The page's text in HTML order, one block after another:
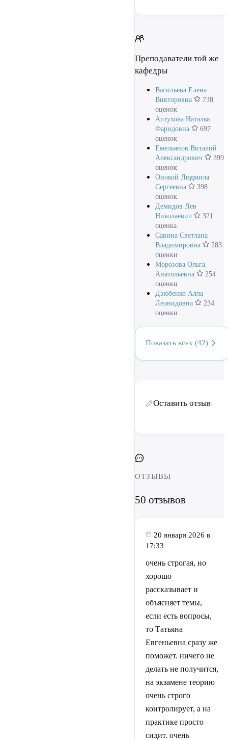
Преподаватели той же
кафедры
Васильева Елена
Викторовна
738
оценок
Алтухова Наталья
Фаридовна
697
оценок
Емельянов Виталий
Александрович
399
оценок
Онокой Людмила
Сергеевна
398
оценок
Демидов Лев
Николаевич
321
оценка
Савина Светлана
Владимировна
283
оценки
Морозова Ольга
Анатольевна
254
оценки
Дзюбенко Алла
Леонидовна
234
оценки
Показать всех (42)
Оставить отзыв
ОТЗЫВЫ
50 отзывов
20 января 2026 в
17:33
очень строгая, но
хорошо
рассказывает и
объясняет темы,
если есть вопросы,
то Татьяна
Евгеньевна сразу же
поможет. ничего не
делать не получится,
на экзамене теорию
очень строго
контролирует, а на
практике просто
сидит. очень